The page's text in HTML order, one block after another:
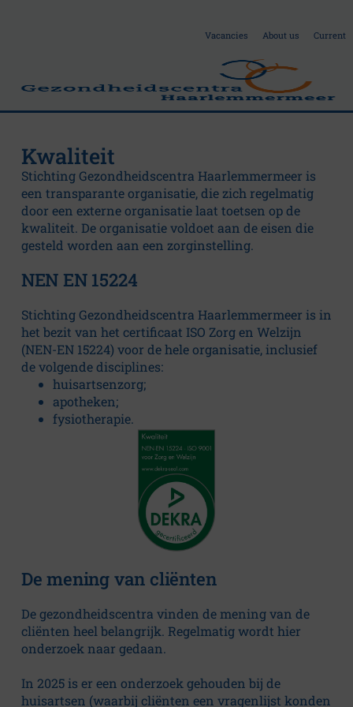
Vacancies About us Current
A
b
o
u
Bestuur
en
toezicht
Jaarverslag
Cliëntenraad
Kwaliteit
Stichting Gezondheidscentra Haarlemmermeer is
een transparante organisatie, die zich regelmatig
door een externe organisatie laat toetsen op de
kwaliteit. De organisatie voldoet aan de eisen die
gesteld worden aan een zorginstelling.
NEN EN 15224
Stichting Gezondheidscentra Haarlemmermeer is in
het bezit van het certificaat ISO Zorg en Welzijn
(NEN-EN 15224) voor de hele organisatie, inclusief
de volgende disciplines:
huisartsenzorg;
apotheken;
fysiotherapie.
De mening van cliënten
De gezondheidscentra vinden de mening van de
cliënten heel belangrijk. Regelmatig wordt hier
onderzoek naar gedaan.
In 2025 is er een onderzoek gehouden bij de
huisartsen (waarbij cliënten een vragenlijst konden